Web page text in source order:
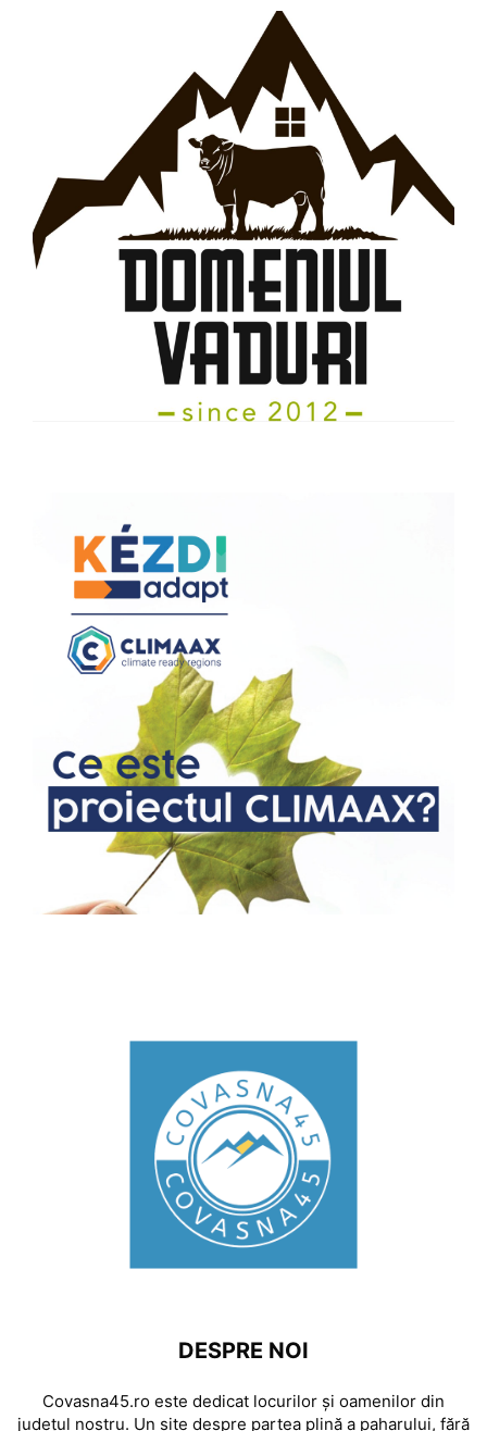
DESPRE NOI
Covasna45.ro este dedicat locurilor și oamenilor din
județul nostru. Un site despre partea plină a paharului, fără